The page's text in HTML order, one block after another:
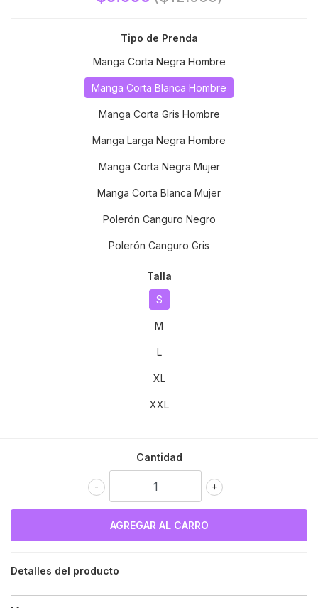
Tipo de Prenda
Manga Corta Negra Hombre
Manga Corta Blanca Hombre
Manga Corta Gris Hombre
Manga Larga Negra Hombre
Manga Corta Negra Mujer
Manga Corta Blanca Mujer
Polerón Canguro Negro
Polerón Canguro Gris
Talla
S
M
L
XL
XXL
Cantidad
+
-
Detalles del producto